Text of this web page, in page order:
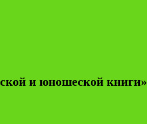
и юношеской книги»